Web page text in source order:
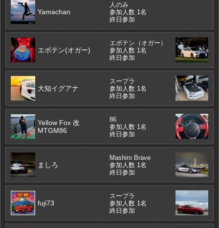
Yamachan
人のみ
参加人数 1名
終日参加
エボテン(オガー)
エボテン（オガー）
参加人数 1名
終日参加
大知イグアナ
スープラ
参加人数 1名
終日参加
Yellow Fox 改
MTGM86
86
参加人数 1名
終日参加
ましろ
Mashiro Brave
参加人数 1名
終日参加
fuji73
スープラ
参加人数 1名
終日参加